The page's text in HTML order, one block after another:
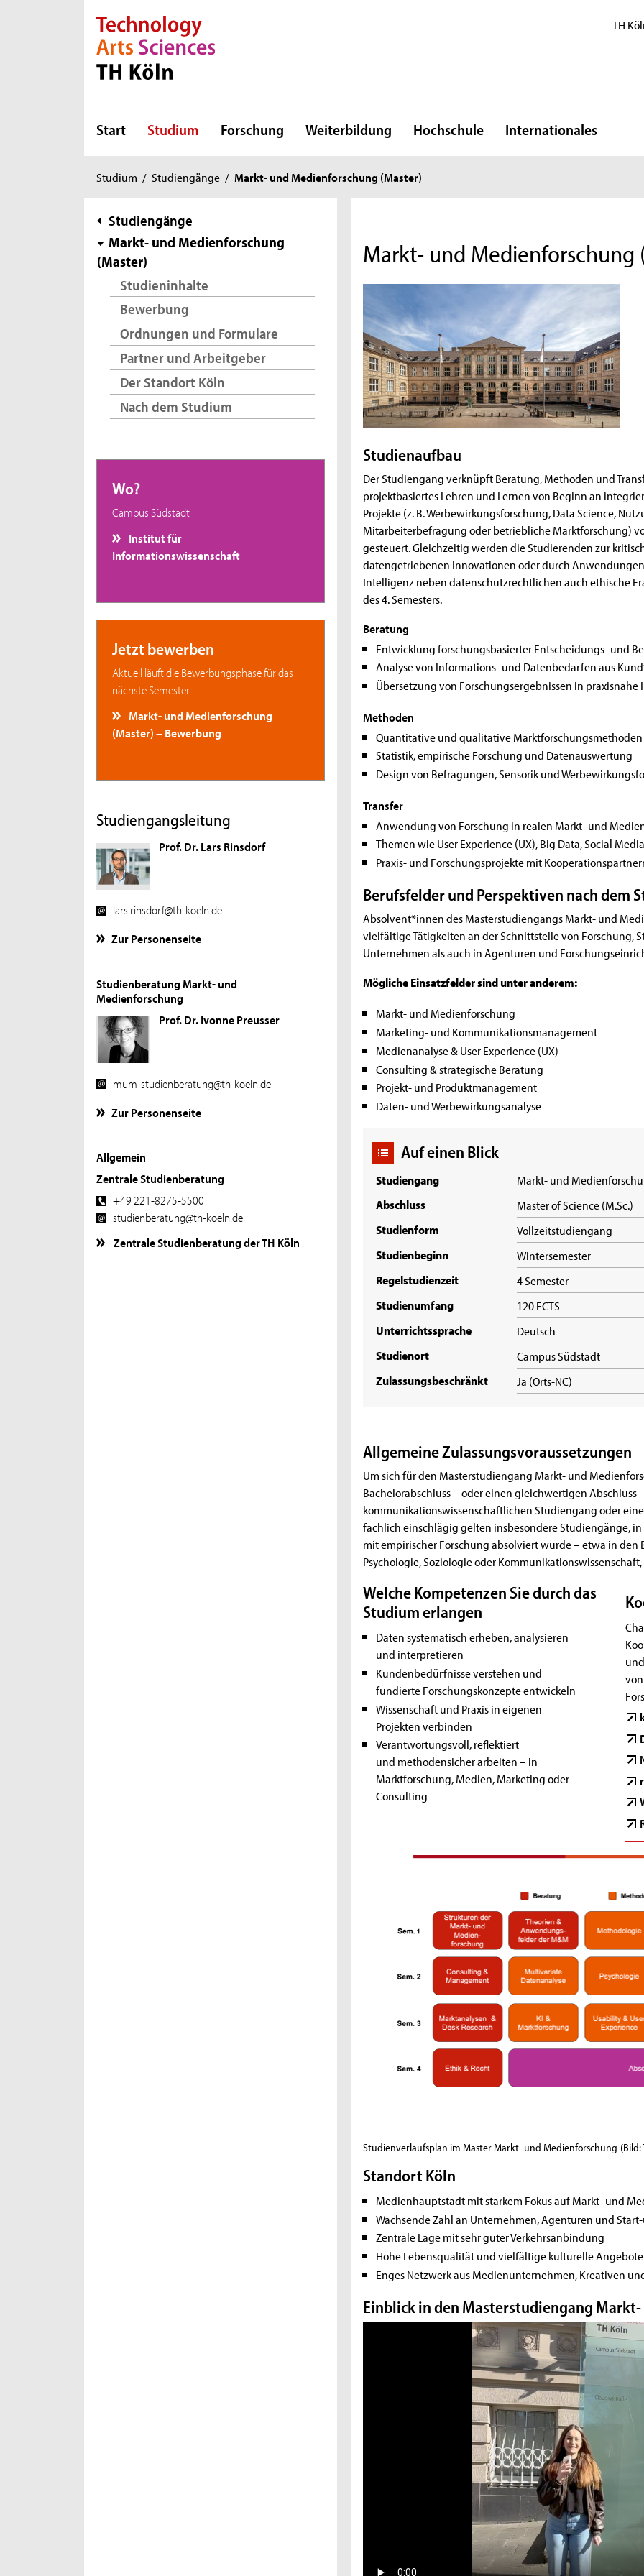
Direkt zur Hauptnavigation
Direkt zur Subnavigation
Direkt zum Inhalt
Direkt zum Fußbereich TH
Start Studium Forschung Weiterbildung Hochschule Internationales
Sie
hier:
Studium / Studiengänge / Markt- und Medienforschung (Master)
Subnavigation
Studiengänge
Markt- und Medienforschung
(Master)
Studieninhalte
Bewerbung
Ordnungen und Formulare
Partner und Arbeitgeber
Der Standort Köln
Nach dem Studium
Wo?
Campus Südstadt
Institut für
Informationswissenschaft
Jetzt bewerben
Aktuell läuft die Bewerbungsphase für das
nächste Semester.
Markt- und Medienforschung
(Master) – Bewerbung
Studiengangsleitung
Prof. Dr. Lars Rinsdorf
lars.rinsdorf@th-koeln.de
Zur Personenseite
Studienberatung Markt- und
Medienforschung
Prof. Dr. Ivonne Preusser
mum-studienberatung@th-koeln.de
Zur Personenseite
Allgemein
Zentrale Studienberatung
+49 221-8275-5500
studienberatung@th-koeln.de
Zentrale Studienberatung der TH Köln
Markt- und Medienforschung
Studienaufbau
Der Studiengang verknüpft Beratung, Methoden und
projektbasiertes Lehren und Lernen von Beginn an
Projekte (z. B. Werbewirkungsforschung, Data Science,
Mitarbeiterbefragung oder betriebliche Marktforschung)
gesteuert. Gleichzeitig werden die Studierenden zur
datengetriebenen Innovationen oder durch
Intelligenz neben datenschutzrechtlichen auch ethische
des 4. Semesters.
Beratung
Entwicklung forschungsbasierter Entscheidungs- und
Analyse von Informations- und Datenbedarfen aus
Übersetzung von Forschungsergebnissen in
Methoden
Quantitative und qualitative Marktforschungsmethoden
Statistik, empirische Forschung und Datenauswertung
Design von Befragungen, Sensorik und
Transfer
Anwendung von Forschung in realen Markt- und
Themen wie User Experience (UX), Big Data, Social
Praxis- und Forschungsprojekte mit
Berufsfelder und Perspektiven nach dem
Absolvent*innen des Masterstudiengangs Markt- und
vielfältige Tätigkeiten an der Schnittstelle von Forschung,
Unternehmen als auch in Agenturen und
Mögliche Einsatzfelder sind unter anderem:
Markt- und Medienforschung
Marketing- und Kommunikationsmanagement
Medienanalyse & User Experience (UX)
Consulting & strategische Beratung
Projekt- und Produktmanagement
Daten- und Werbewirkungsanalyse
Auf einen Blick
Studiengang
Markt- und
Abschluss
Master of Science (M.Sc.)
Studienform
Vollzeitstudiengang
Studienbeginn
Wintersemester
Regelstudienzeit
4 Semester
Studienumfang
120 ECTS
Unterrichtssprache
Deutsch
Studienort
Campus Südstadt
Zulassungsbeschränkt
Ja (Orts-NC)
Allgemeine Zulassungsvoraussetzungen
Um sich für den Masterstudiengang Markt- und
Bachelorabschluss – oder einen gleichwertigen
kommunikationswissenschaftlichen Studiengang oder
fachlich einschlägig gelten insbesondere Studiengänge,
mit empirischer Forschung absolviert wurde – etwa in den
Psychologie, Soziologie oder
Welche Kompetenzen Sie durch das
Studium erlangen
Daten systematisch erheben, analysieren
und interpretieren
Kundenbedürfnisse verstehen und
fundierte Forschungskonzepte entwickeln
Wissenschaft und Praxis in eigenen
Projekten verbinden
Verantwortungsvoll, reflektiert
und methodensicher arbeiten – in
Marktforschung, Medien, Marketing oder
Consulting
Studienverlaufsplan im Master Markt- und Medienforschung (Bild:
Standort Köln
Medienhauptstadt mit starkem Fokus auf Markt- und
Wachsende Zahl an Unternehmen, Agenturen und
Zentrale Lage mit sehr guter Verkehrsanbindung
Hohe Lebensqualität und vielfältige kulturelle Angebote
Enges Netzwerk aus Medienunternehmen, Kreativen
Einblick in den Masterstudiengang